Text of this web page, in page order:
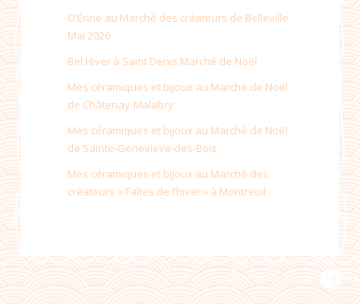
O’Erine au Marché des créateurs de Belleville
Mai 2026
Bel Hiver à Saint Denis Marché de Noël
Mes céramiques et bijoux au Marché de Noël
de Châtenay-Malabry
Mes céramiques et bijoux au Marché de Noël
de Sainte-Genevieve-des-Bois
Mes céramiques et bijoux au Marché des
créateurs « Faîtes de l’hiver » à Montreuil
PROUDLY DESIGNED BY